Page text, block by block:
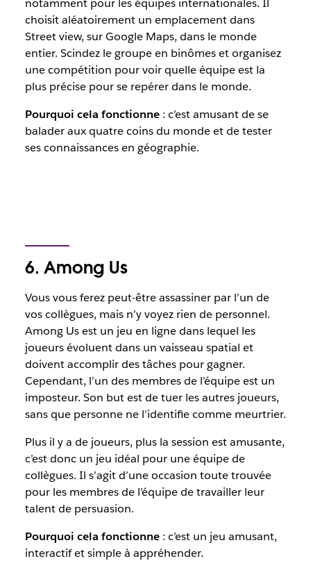
notamment pour les équipes internationales. Il
choisit aléatoirement un emplacement dans
Street view, sur Google Maps, dans le monde
entier. Scindez le groupe en binômes et organisez
une compétition pour voir quelle équipe est la
plus précise pour se repérer dans le monde.
Pourquoi cela fonctionne: c’est amusant de se
balader aux quatre coins du monde et de tester
ses connaissances en géographie.
6. Among Us
Vous vous ferez peut-être assassiner par l’un de
vos collègues, mais n’y voyez rien de personnel.
Among Us est un jeu en ligne dans lequel les
joueurs évoluent dans un vaisseau spatial et
doivent accomplir des tâches pour gagner.
Cependant, l’un des membres de l’équipe est un
imposteur. Son but est de tuer les autres joueurs,
sans que personne ne l’identifie comme meurtrier.
Plus il y a de joueurs, plus la session est amusante,
c’est donc un jeu idéal pour une équipe de
collègues. Il s’agit d’une occasion toute trouvée
pour les membres de l’équipe de travailler leur
talent de persuasion.
Pourquoi cela fonctionne: c’est un jeu amusant,
interactif et simple à appréhender.